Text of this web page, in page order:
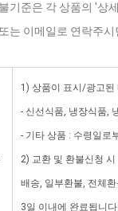
기준은 각 상품의 '상
는 이메일로 연락주
1) 상품이 표시/광고된
- 신선식품, 냉장식품,
- 기타 상품 : 수령일로
2) 교환 및 환불신청
배송, 일부환불, 전체
3일 이내에 완료됩니